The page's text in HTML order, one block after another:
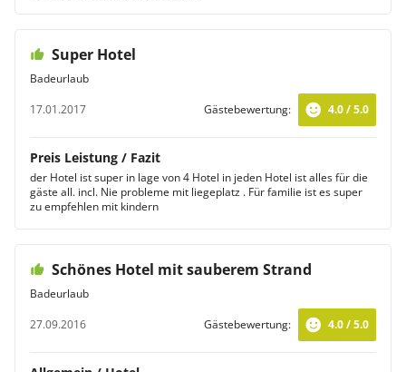
Super Hotel
Badeurlaub
17.01.2017
Gästebewertung: 4.0 / 5.0
Preis Leistung / Fazit
der Hotel ist super in lage von 4 Hotel in jeden Hotel ist alles für die
gäste all. incl. Nie probleme mit liegeplatz . Für familie ist es super
zu empfehlen mit kindern
Schönes Hotel mit sauberem Strand
Badeurlaub
27.09.2016
Gästebewertung: 4.0 / 5.0